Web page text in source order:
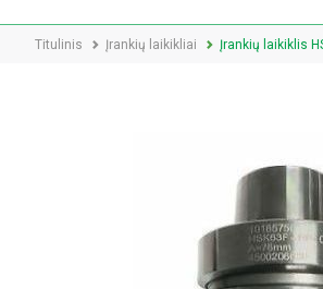
Titulinis Įrankių laikikliai Įrankių laikiklis